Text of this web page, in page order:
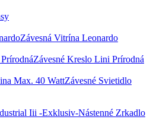
Závesná Vitrína Leonardo
Závesné Kreslo Lini Prírodná
Závesné Svietidlo
Nástenné Zrkadlo